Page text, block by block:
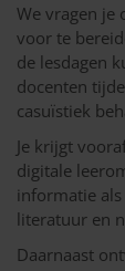
We vragen je
voor te
de lesdagen
docenten
casuïstiek
Je krijgt
digitale
informatie
literatuur en
Daarnaast